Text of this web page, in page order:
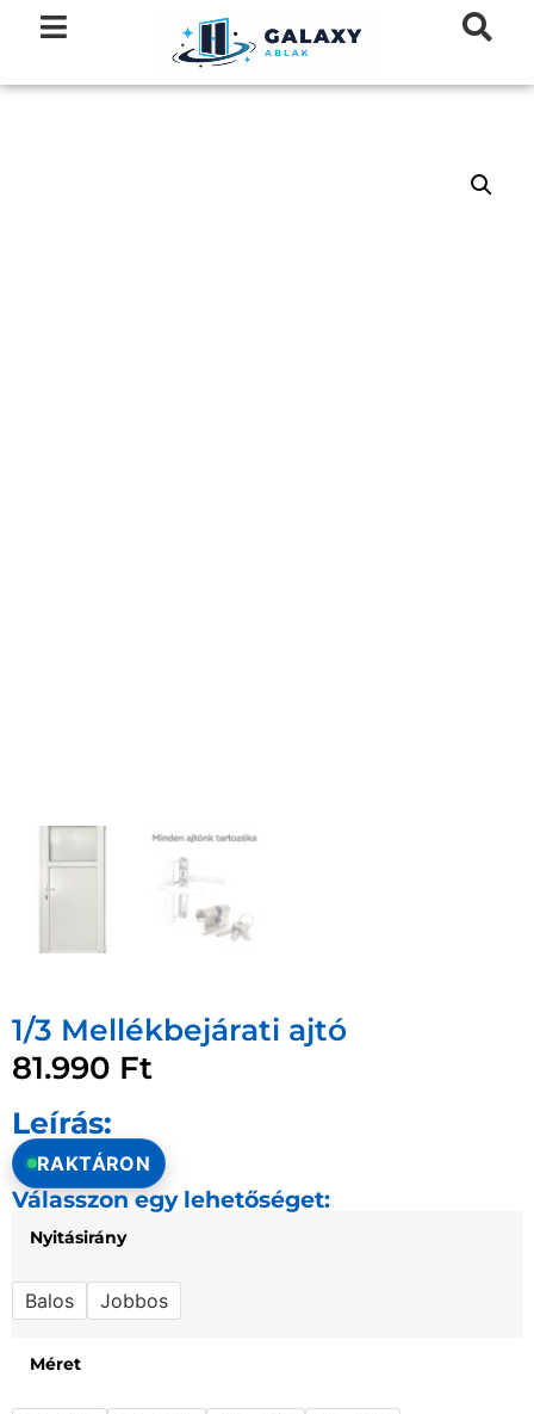
1/3 Mellékbejárati ajtó
81.990 Ft
Leírás:
RAKTÁRON
Válasszon egy lehetőséget:
Nyitásirány
Balos Jobbos
Méret